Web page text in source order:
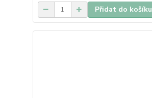
Přidat do košíku